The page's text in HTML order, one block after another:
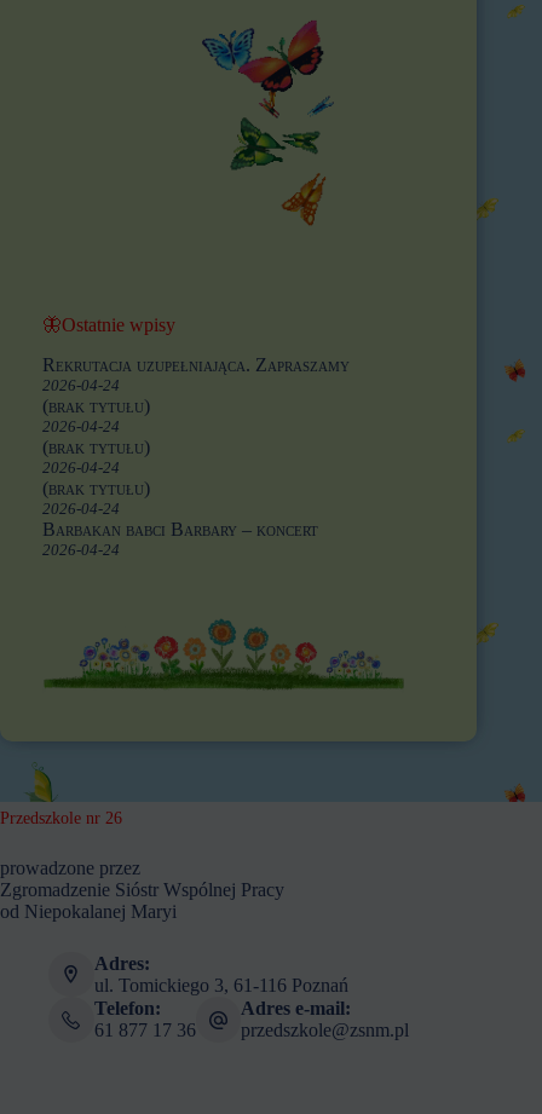
🦋Ostatnie wpisy
Rekrutacja uzupełniająca. Zapraszamy
2026-04-24
(brak tytułu)
2026-04-24
(brak tytułu)
2026-04-24
(brak tytułu)
2026-04-24
Barbakan babci Barbary – koncert
2026-04-24
Przedszkole nr 26
prowadzone przez
Zgromadzenie Sióstr Wspólnej Pracy
od Niepokalanej Maryi
Adres:
ul. Tomickiego 3, 61-116 Poznań
Telefon:
61 877 17 36
Adres e-mail:
przedszkole@zsnm.pl